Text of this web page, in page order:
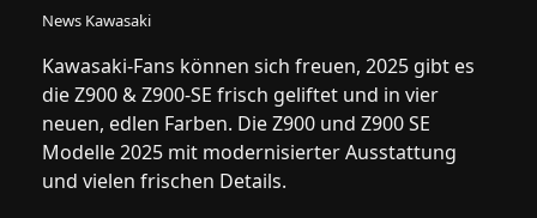
News Kawasaki
Kawasaki-Fans können sich freuen, 2025 gibt es
die Z900 & Z900-SE frisch geliftet und in vier
neuen, edlen Farben. Die Z900 und Z900 SE
Modelle 2025 mit modernisierter Ausstattung
und vielen frischen Details.